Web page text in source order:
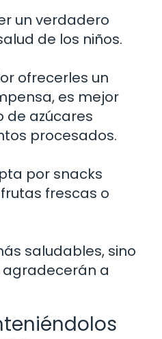
un verdadero
de los niños.
ofrecerles un
es mejor
de azúcares
procesados.
por snacks
frescas o
saludables, sino
a